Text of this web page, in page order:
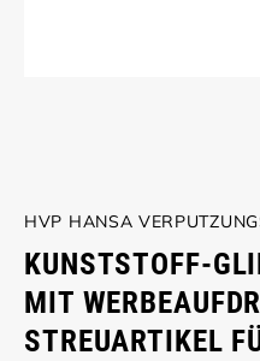
HVP HANSA
KUNSTSTOFF-
IT
TREUARTIKEL